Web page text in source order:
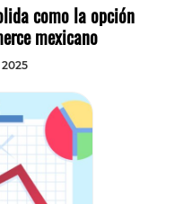
como la opción
mexicano